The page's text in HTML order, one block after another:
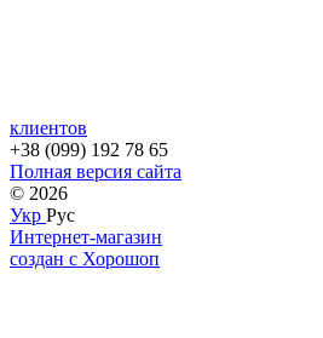
клиентов
+38 (099) 192 78 65
Полная версия сайта
© 2026
Укр Рус
Интернет-магазин
создан с Хорошоп